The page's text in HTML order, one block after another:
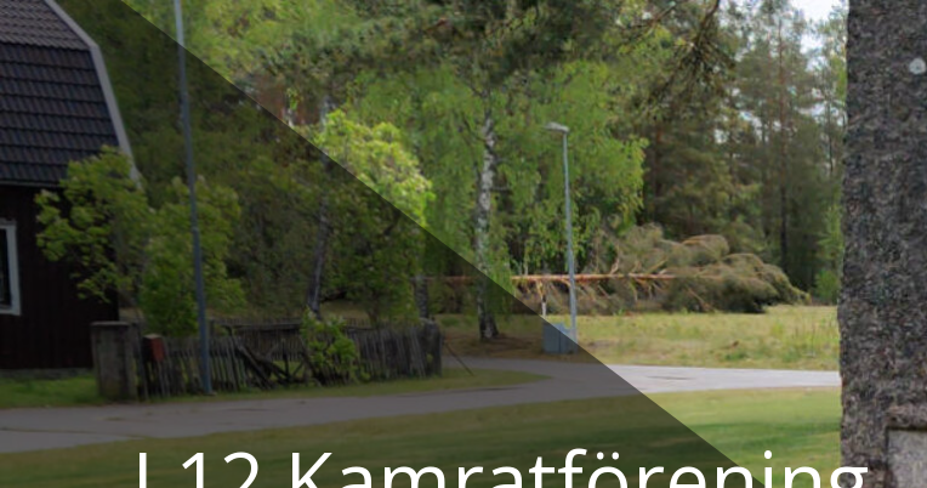
Hoppa
till
innehåll